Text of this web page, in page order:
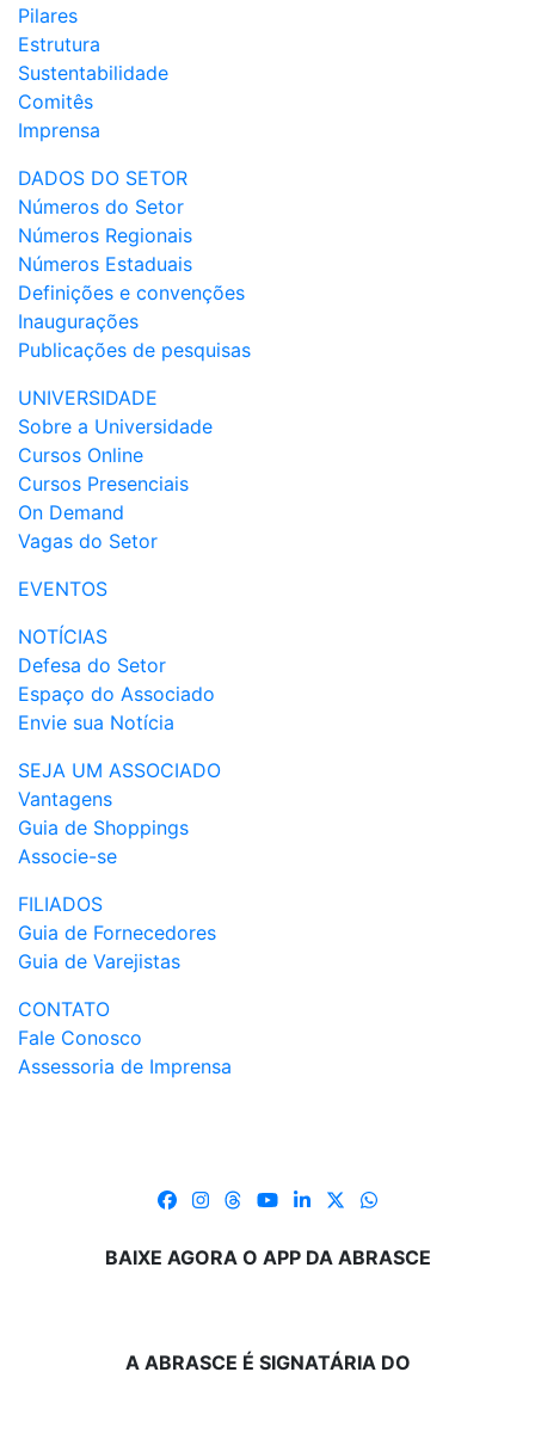
Pilares
Estrutura
Sustentabilidade
Comitês
Imprensa
DADOS DO SETOR
Números do Setor
Números Regionais
Números Estaduais
Definições e convenções
Inaugurações
Publicações de pesquisas
UNIVERSIDADE
Sobre a Universidade
Cursos Online
Cursos Presenciais
On Demand
Vagas do Setor
EVENTOS
NOTÍCIAS
Defesa do Setor
Espaço do Associado
Envie sua Notícia
SEJA UM ASSOCIADO
Vantagens
Guia de Shoppings
Associe-se
FILIADOS
Guia de Fornecedores
Guia de Varejistas
CONTATO
Fale Conosco
Assessoria de Imprensa
BAIXE AGORA O APP DA ABRASCE
A ABRASCE É SIGNATÁRIA DO